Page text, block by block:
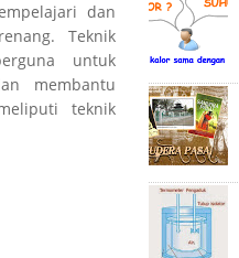
dan
Teknik
untuk
membantu
teknik